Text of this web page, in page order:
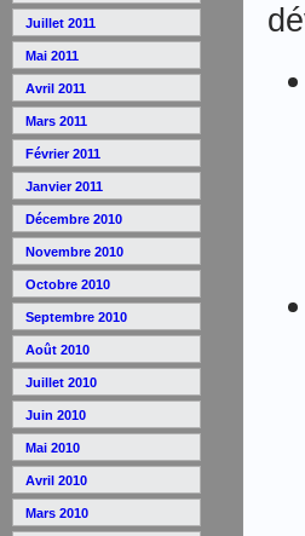
Juillet 2011
Mai 2011
Avril 2011
Mars 2011
Février 2011
Janvier 2011
Décembre 2010
Novembre 2010
Octobre 2010
Septembre 2010
Août 2010
Juillet 2010
Juin 2010
Mai 2010
Avril 2010
Mars 2010